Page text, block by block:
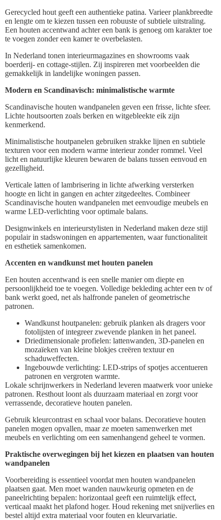
Gerecycled hout geeft een authentieke patina. Varieer plankbreedte
en lengte om te kiezen tussen een robuuste of subtiele uitstraling.
Een houten accentwand achter een bank is genoeg om karakter toe
te voegen zonder een kamer te overbelasten.
In Nederland tonen interieurmagazines en showrooms vaak
boerderij- en cottage-stijlen. Zij inspireren met voorbeelden die
gemakkelijk in landelijke woningen passen.
Modern en Scandinavisch: minimalistische warmte
Scandinavische houten wandpanelen geven een frisse, lichte sfeer.
Lichte houtsoorten zoals berken en witgebleekte eik zijn
kenmerkend.
Minimalistische houtpanelen gebruiken strakke lijnen en subtiele
texturen voor een modern warme interieur zonder rommel. Veel
licht en natuurlijke kleuren bewaren de balans tussen eenvoud en
gezelligheid.
Verticale latten of lambrisering in lichte afwerking versterken
hoogte en licht in gangen en achter zitgedeeltes. Combineer
Scandinavische houten wandpanelen met eenvoudige meubels en
warme LED-verlichting voor optimale balans.
Designwinkels en interieurstylisten in Nederland maken deze stijl
populair in stadswoningen en appartementen, waar functionaliteit
en esthetiek samenkomen.
Accenten en wandkunst met houten panelen
Een houten accentwand is een snelle manier om diepte en
persoonlijkheid toe te voegen. Volledige bekleding achter een tv of
bank werkt goed, net als halfronde panelen of geometrische
patronen.
Wandkunst houtpanelen: gebruik planken als dragers voor
fotolijsten of integreer zwevende planken in het paneel.
Driedimensionale profielen: lattenwanden, 3D-panelen en
mozaïeken van kleine blokjes creëren textuur en
schaduweffecten.
Ingebouwde verlichting: LED-strips of spotjes accentueren
patronen en vergroten warmte.
Lokale schrijnwerkers in Nederland leveren maatwerk voor unieke
patronen. Resthout loont als duurzaam materiaal en zorgt voor
verrassende, decoratieve houten panelen.
Gebruik kleurcontrast en schaal voor balans. Decoratieve houten
panelen mogen opvallen, maar ze moeten samenwerken met
meubels en verlichting om een samenhangend geheel te vormen.
Praktische overwegingen bij het kiezen en plaatsen van houten
wandpanelen
Voorbereiding is essentieel voordat men houten wandpanelen
plaatsen gaat. Men moet wanden nauwkeurig opmeten en de
paneelrichting bepalen: horizontaal geeft een ruimtelijk effect,
verticaal maakt het plafond hoger. Houd rekening met snijverlies en
bestel altijd extra materiaal voor fouten en kleurvariatie.